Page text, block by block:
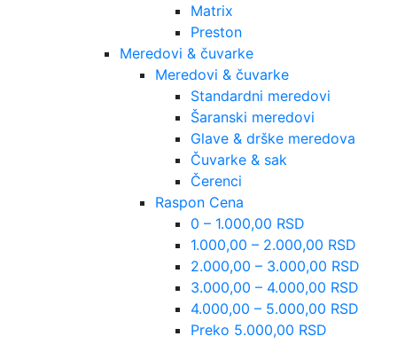
Matrix
Preston
Meredovi & čuvarke
Meredovi & čuvarke
Standardni meredovi
Šaranski meredovi
Glave & drške meredova
Čuvarke & sak
Čerenci
Raspon Cena
0 – 1.000,00 RSD
1.000,00 – 2.000,00 RSD
2.000,00 – 3.000,00 RSD
3.000,00 – 4.000,00 RSD
4.000,00 – 5.000,00 RSD
Preko 5.000,00 RSD